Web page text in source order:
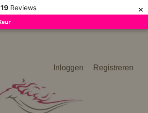
19 Reviews ×
Inloggen Registreren